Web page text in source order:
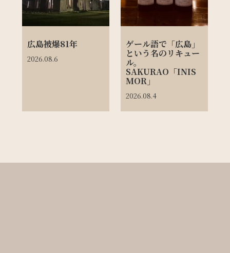
広島被爆81年
2026.08.6
ゲール語で「広島」
という名のリキュー
ル。
SAKURAO「INIS
MOR」
2026.08.4